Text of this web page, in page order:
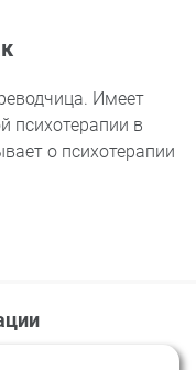
Имеет
психотерапии в
о психотерапии